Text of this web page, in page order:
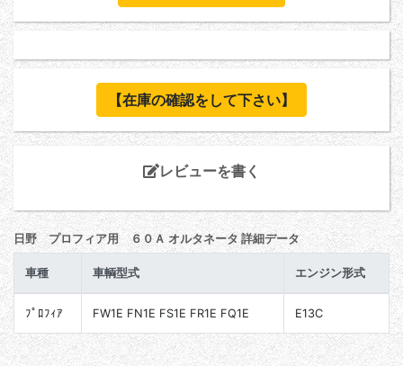
【在庫の確認をして下さい】
レビューを書く
日野 プロフィア用 ６０Ａ オルタネータ 詳細データ
車種 車輌型式 エンジン形式
ﾌﾟﾛﾌｨｱ FW1E FN1E FS1E FR1E FQ1E E13C